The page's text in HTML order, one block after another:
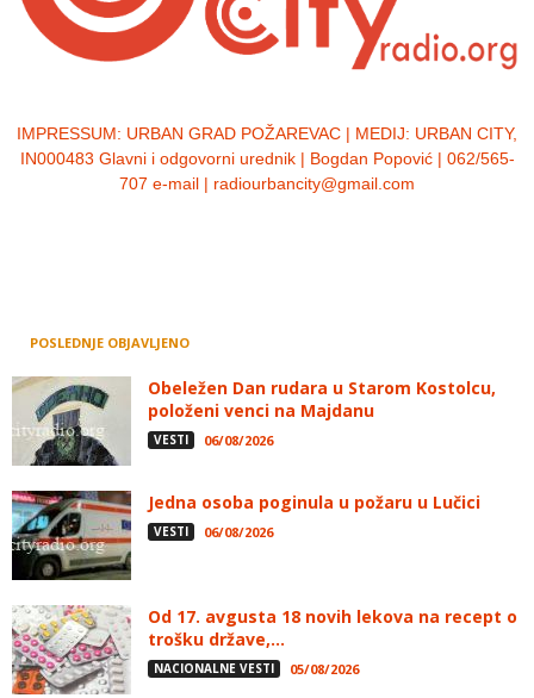
IMPRESSUM: URBAN GRAD POŽAREVAC | MEDIJ: URBAN CITY,
IN000483 Glavni i odgovorni urednik | Bogdan Popović | 062/565-
707 e-mail | radiourbancity@gmail.com
POSLEDNJE OBJAVLJENO
Obeležen Dan rudara u Starom Kostolcu,
položeni venci na Majdanu
VESTI 06/08/2026
Jedna osoba poginula u požaru u Lučici
VESTI 06/08/2026
Od 17. avgusta 18 novih lekova na recept o
trošku države,...
NACIONALNE VESTI 05/08/2026